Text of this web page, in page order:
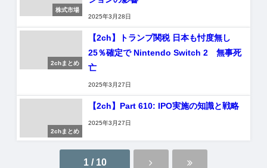
株式市場
2025年3月28日
2chまとめ
【2ch】トランプ関税 日本も忖度無し
25％確定で Nintendo Switch 2 無事死
亡
2025年3月27日
2chまとめ
【2ch】Part 610: IPO実施の知識と戦略
2025年3月27日
1 / 10